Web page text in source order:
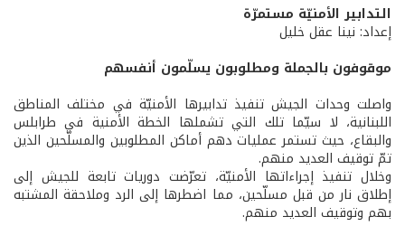
التدابير الأمنيّة مستمرّة
إعداد: نينا عقل خليل
موقوفون بالجملة ومطلوبون يسلّمون أنفسهم
واصلت وحدات الجيش تنفيذ تدابيرها الأمنيّة في مختلف المناطق
اللبنانية، لا سيّما تلك التي تشملها الخطة الأمنية في طرابلس
والبقاع، حيث تستمر عمليات دهم أماكن المطلوبين والمسلّحين الذين
تمّ توقيف العديد منهم.
وخلال تنفيذ إجراءاتها الأمنيّة، تعرّضت دوريات تابعة للجيش إلى
إطلاق نار من قبل مسلّحين، مما اضطرها إلى الرد وملاحقة المشتبه
بهم وتوقيف العديد منهم.